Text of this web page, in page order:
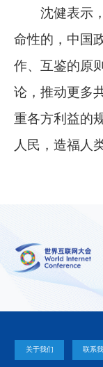
沈健表示，
命性的，中国
作、互鉴的原
论，推动更多
重各方利益的
人民，造福人
关于我们 联系